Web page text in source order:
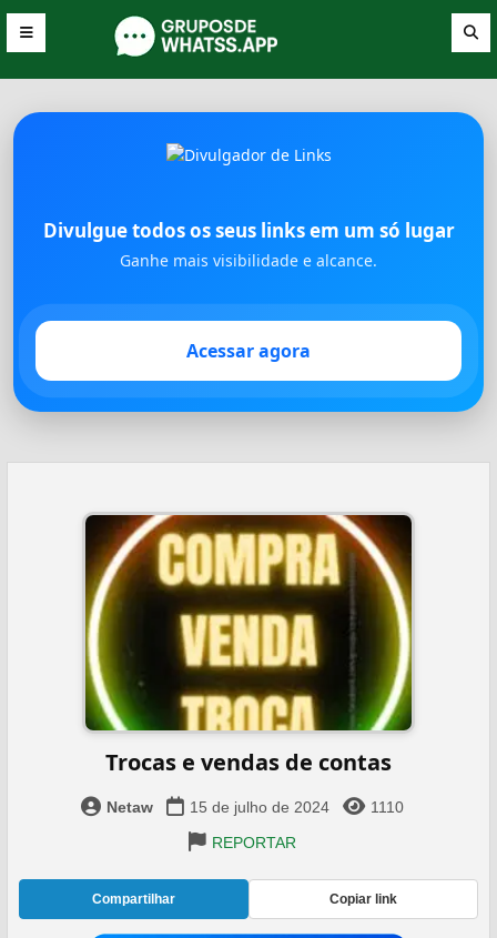
Divulgue todos os seus links em um só lugar
Ganhe mais visibilidade e alcance.
Acessar agora
Trocas e vendas de contas
Netaw 15 de julho de 2024
1110
REPORTAR
Compartilhar Copiar link